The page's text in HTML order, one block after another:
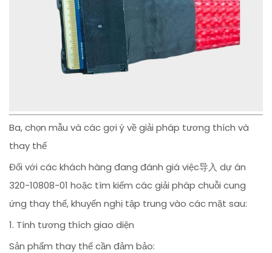
Ba, chọn mẫu và các gợi ý về giải pháp tương thích và
thay thế
Đối với các khách hàng đang đánh giá việc导入 dự án
320-10808-01 hoặc tìm kiếm các giải pháp chuỗi cung
ứng thay thế, khuyến nghị tập trung vào các mặt sau:
1. Tính tương thích giao diện
Sản phẩm thay thế cần đảm bảo: